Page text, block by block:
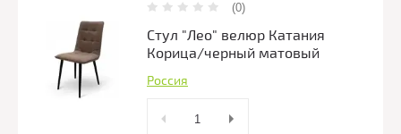
(0)
Стул "Лео" велюр Катания
Корица/черный матовый
Россия